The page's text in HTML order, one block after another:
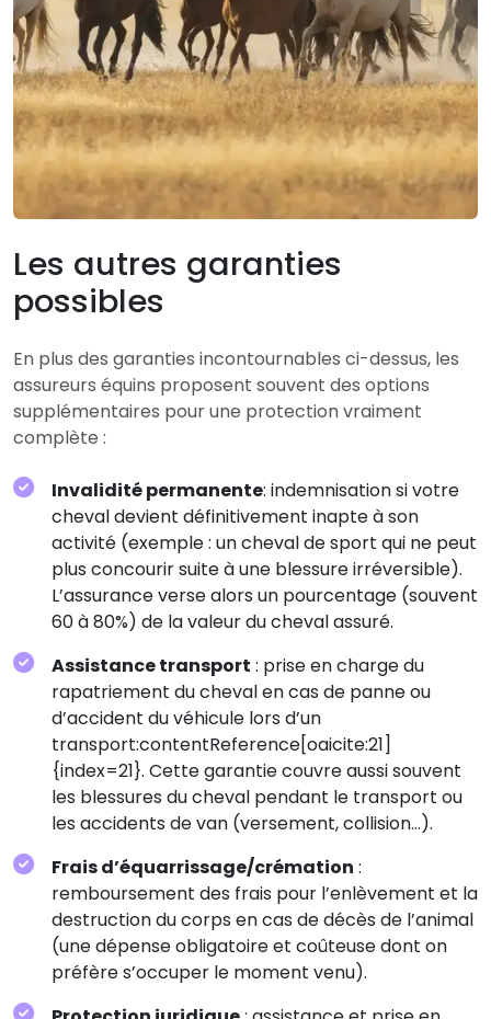
Les autres garanties
possibles
En plus des garanties incontournables ci-dessus, les
assureurs équins proposent souvent des options
supplémentaires pour une protection vraiment
complète :
Invalidité permanente: indemnisation si votre
cheval devient définitivement inapte à son
activité (exemple : un cheval de sport qui ne peut
plus concourir suite à une blessure irréversible).
L’assurance verse alors un pourcentage (souvent
60 à 80%) de la valeur du cheval assuré.
Assistance transport : prise en charge du
rapatriement du cheval en cas de panne ou
d’accident du véhicule lors d’un
transport:contentReference[oaicite:21]
{index=21}. Cette garantie couvre aussi souvent
les blessures du cheval pendant le transport ou
les accidents de van (versement, collision…).
Frais d’équarrissage/crémation :
remboursement des frais pour l’enlèvement et la
destruction du corps en cas de décès de l’animal
(une dépense obligatoire et coûteuse dont on
préfère s’occuper le moment venu).